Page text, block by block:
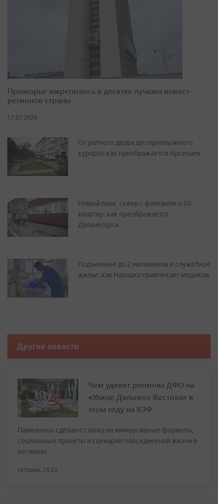
Приморье закрепилось в десятке лучших инвест-
регионов страны
17.07.2026
От уютного двора до горнолыжного
курорта: как преображается Арсеньев
Новый парк, сквер с фонтаном и 50
квартир: как преображается
Дальнегорск
Подъемные до 2 миллионов и служебное
жилье: как Находка привлекает медиков
Другие новости
Чем удивят регионы ДФО на
«Улице Дальнего Востока» в
этом году на ВЭФ
Павильоны сделают ставку на иммерсивные форматы,
социальные проекты и сценарии повседневной жизни в
регионах
сегодня, 15:22